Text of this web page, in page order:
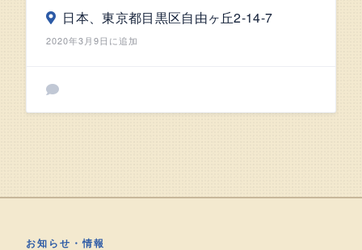
日本、東京都目黒区自由ヶ丘2-14-7
2020年3月9日に追加
お知らせ・情報